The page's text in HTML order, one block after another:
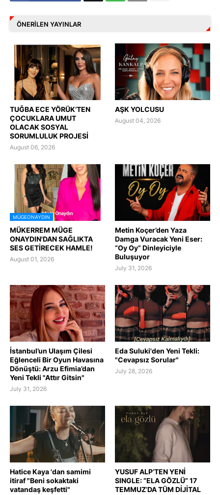
ÖNERILEN YAYINLAR
TUĞBA ECE YÖRÜK’TEN
ÇOCUKLARA UMUT
OLACAK SOSYAL
SORUMLULUK PROJESİ
August 06, 2026
AŞK YOLCUSU
August 04, 2026
MÜGEONAYDIN
MÜKERREM MÜGE
ONAYDIN'DAN SAĞLIKTA
SES GETİRECEK HAMLE!
August 01, 2026
Metin Koçer’den Yaza
Damga Vuracak Yeni Eser:
“Oy Oy” Dinleyiciyle
Buluşuyor
July 31, 2026
İstanbul’un Ulaşım Çilesi
Eğlenceli Bir Oyun Havasına
Dönüştü: Arzu Efimia’dan
Yeni Tekli "Attır Gitsin"
July 31, 2026
Eda Suluki'den Yeni Tekli:
"Cevapsız Sorular"
July 28, 2026
Hatice Kaya 'dan samimi
itiraf "Beni sokaktaki
vatandaş keşfetti"
YUSUF ALP’TEN YENİ
SINGLE: “ELA GÖZLÜ” 17
TEMMUZ’DA TÜM DİJİTAL